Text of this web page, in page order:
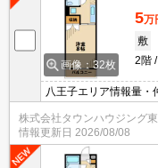
画像：32枚
5万
敷
2階
八王子エリア情報量・
です！
株式会社タウンハウジング
情報更新日 2026/08/08